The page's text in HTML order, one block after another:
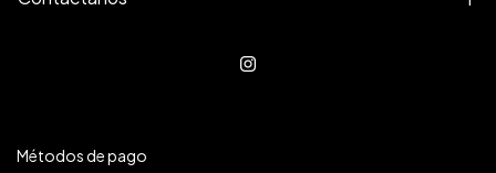
Métodos de pago